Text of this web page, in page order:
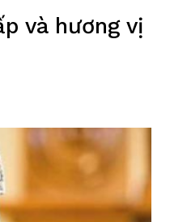
và hương vị